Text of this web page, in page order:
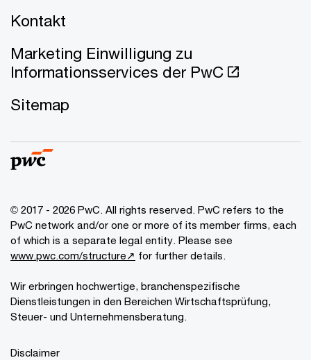
Kontakt
Marketing Einwilligung zu
Informationsservices der PwC
Sitemap
© 2017 - 2026 PwC. All rights reserved. PwC refers to the
PwC network and/or one or more of its member firms, each
of which is a separate legal entity. Please see
www.pwc.com/structure↗ for further details.
Wir erbringen hochwertige, branchenspezifische
Dienstleistungen in den Bereichen Wirtschaftsprüfung,
Steuer- und Unternehmensberatung.
Disclaimer